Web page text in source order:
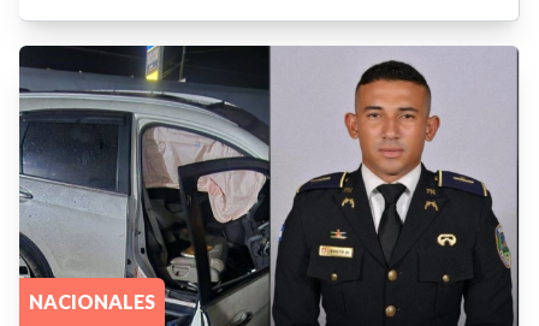
NACIONALES